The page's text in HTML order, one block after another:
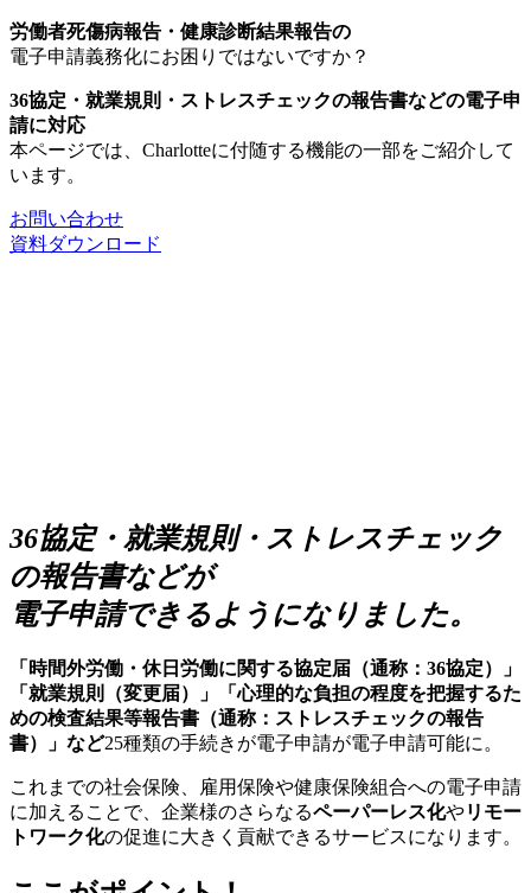
労働者死傷病報告・健康診断結果報告の
電子申請義務化にお困りではないですか？
36協定・就業規則・ストレスチェックの報告書などの電子申
請に対応
本ページでは、Charlotteに付随する機能の一部をご紹介して
います。
お問い合わせ
資料ダウンロード
36協定・就業規則・ストレスチェック
の報告書などが
電子申請できるようになりました。
「時間外労働・休日労働に関する協定届（通称：36協定）」
「就業規則（変更届）」「心理的な負担の程度を把握するた
めの検査結果等報告書（通称：ストレスチェックの報告
書）」など25種類の手続きが電子申請が電子申請可能に。
これまでの社会保険、雇用保険や健康保険組合への電子申請
に加えることで、企業様のさらなるペーパーレス化やリモー
トワーク化の促進に大きく貢献できるサービスになります。